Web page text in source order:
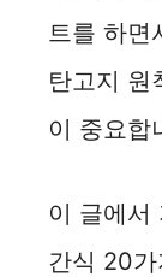
트를 하면
탄고지 원
이 중요합
이 글에서
간식 20